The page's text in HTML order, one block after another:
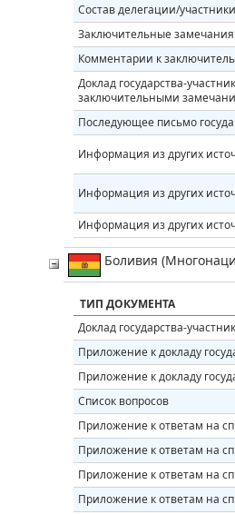
Состав делегации/участники
Заключительные замечания
Комментарии к
Доклад государства-
заключительными
Последующее письмо
Информация из других
Информация из других
Информация из других
Боливия
ТИП ДОКУМЕНТА
Доклад государства-
Приложение к докладу
Приложение к докладу
Список вопросов
Приложение к ответам на
Приложение к ответам на
Приложение к ответам на
Приложение к ответам на